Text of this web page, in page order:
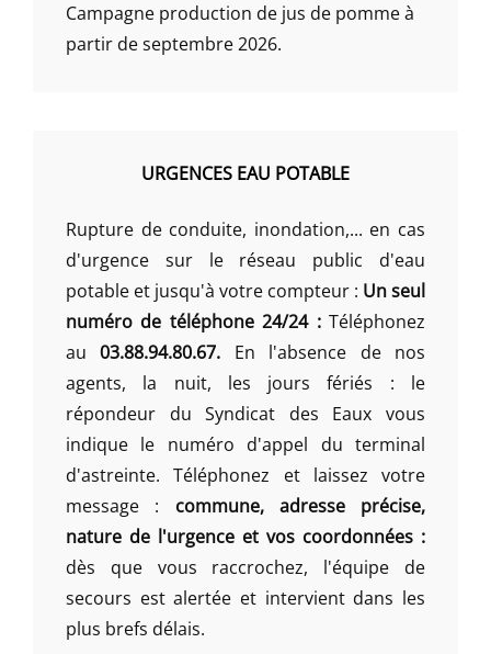
Campagne production de jus de pomme à
partir de septembre 2026.
URGENCES EAU POTABLE
Rupture de conduite, inondation,... en cas
d'urgence sur le réseau public d'eau
potable et jusqu'à votre compteur : Un seul
numéro de téléphone 24/24 :Téléphonez
au03.88.94.80.67. En l'absence de nos
agents, la nuit, les jours fériés : le
répondeur du Syndicat des Eaux vous
indique le numéro d'appel du terminal
d'astreinte. Téléphonez et laissez votre
message : commune, adresse précise,
nature de l'urgence et vos coordonnées :
dès que vous raccrochez, l'équipe de
secours est alertée et intervient dans les
plus brefs délais.